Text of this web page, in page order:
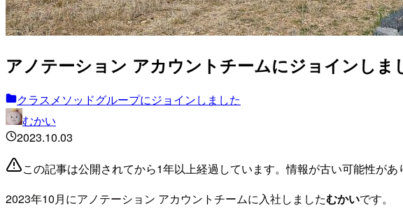
アノテーション アカウントチームにジョインしま
クラスメソッドグループにジョインしました
むかい
2023.10.03
この記事は公開されてから1年以上経過しています。情報が古い可能性があ
2023年10月にアノテーション アカウントチームに入社しましたむかいです。